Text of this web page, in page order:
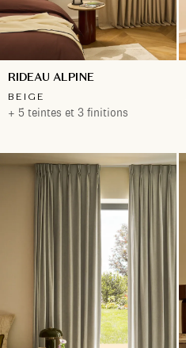
RIDEAU ALPINE
BEIGE
+ 5 teintes et 3 finitions